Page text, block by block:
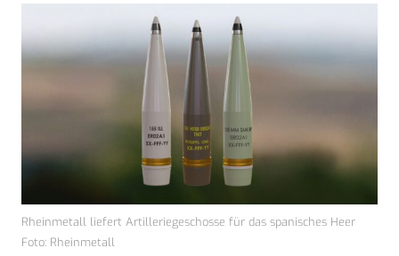
Rheinmetall liefert Artilleriegeschosse für das spanisches Heer
Foto: Rheinmetall